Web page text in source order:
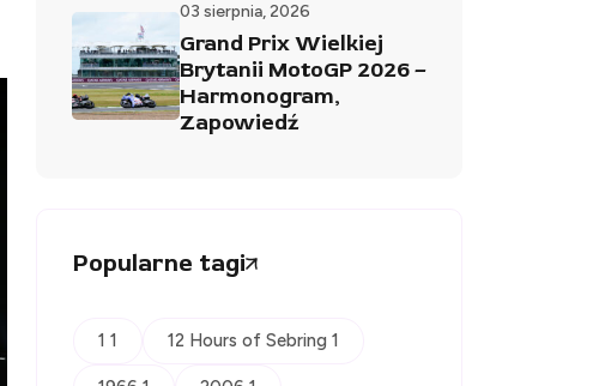
03 sierpnia, 2026
Grand Prix Wielkiej
Brytanii MotoGP 2026 –
Harmonogram,
Zapowiedź
Popularne tagi
1 1 12 Hours of Sebring 1